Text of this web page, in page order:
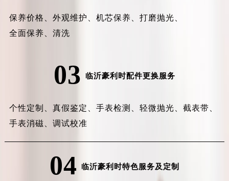
保养价格、 外观维护、 机芯保养、 打磨抛光、
全面保养、 清洗
03 临沂豪利时配件更换服务
个性定制、 真假鉴定、 手表检测、 轻微抛光、 截表带、
手表消磁、 调试校准
04 临沂豪利时特色服务及定制